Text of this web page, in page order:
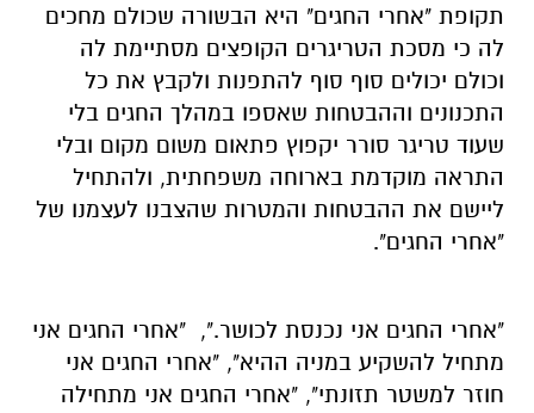
תקופת "אחרי החגים" היא הבשורה שכולם מחכים
לה כי מסכת הטריגרים הקופצים מסתיימת לה
וכולם יכולים סוף סוף להתפנות ולקבץ את כל
התכנונים וההבטחות שאספו במהלך החגים בלי
שעוד טריגר סורר יקפוץ פתאום משום מקום ובלי
התראה מוקדמת בארוחה משפחתית, ולהתחיל
ליישם את ההבטחות והמטרות שהצבנו לעצמנו של
"אחרי החגים".
"אחרי החגים אני נכנסת לכושר.", "אחרי החגים אני
מתחיל להשקיע במניה ההיא", "אחרי החגים אני
חוזר למשטר תזונתי", "אחרי החגים אני מתחילה